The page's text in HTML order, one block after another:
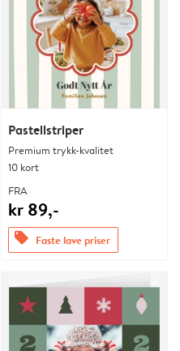
Pastellstriper
Premium trykk-kvalitet
10 kort
FRA
kr 89,-
offers Faste lave priser